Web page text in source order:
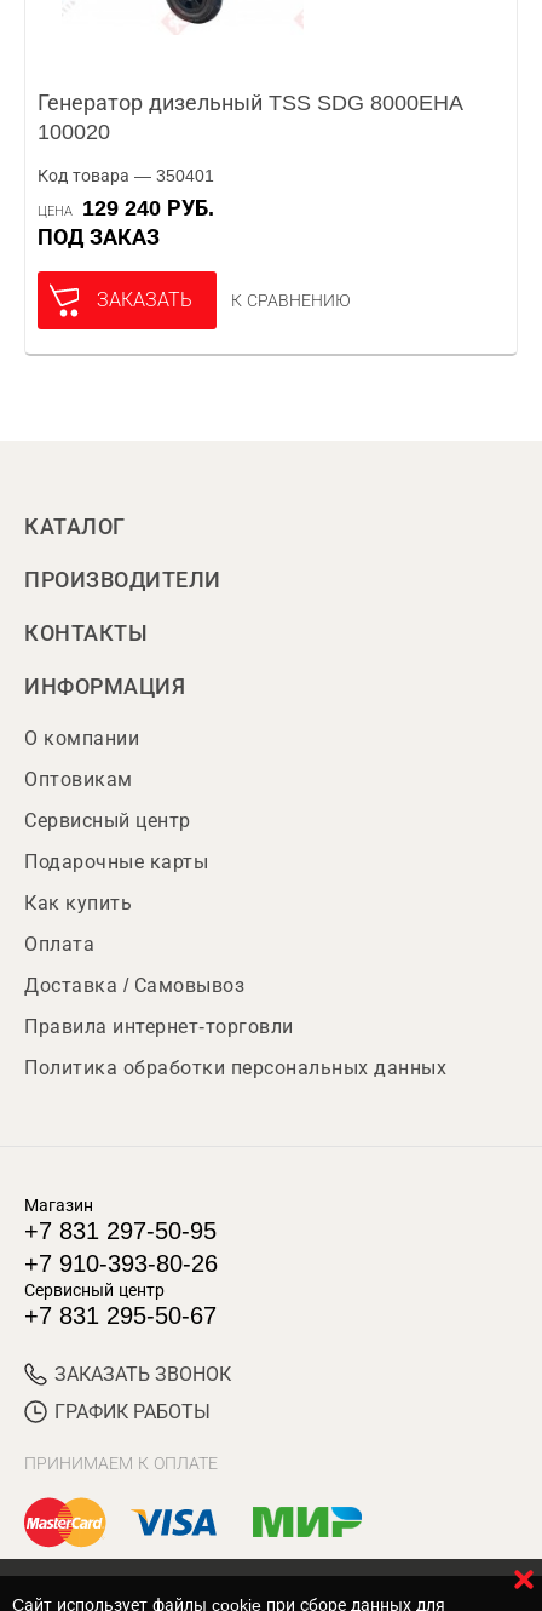
Генератор дизельный TSS SDG 8000EHA
100020
Код товара — 350401
ЦЕНА
129 240 РУБ.
ПОД ЗАКАЗ
ЗАКАЗАТЬ К СРАВНЕНИЮ
КАТАЛОГ
ПРОИЗВОДИТЕЛИ
КОНТАКТЫ
ИНФОРМАЦИЯ
О компании
Оптовикам
Сервисный центр
Подарочные карты
Как купить
Оплата
Доставка / Самовывоз
Правила интернет-торговли
Политика обработки персональных данных
Магазин
+7 831 297-50-95
+7 910-393-80-26
Сервисный центр
+7 831 295-50-67
ЗАКАЗАТЬ ЗВОНОК
ГРАФИК РАБОТЫ
ПРИНИМАЕМ К ОПЛАТЕ
Cайт использует файлы cookie при сборе данных для